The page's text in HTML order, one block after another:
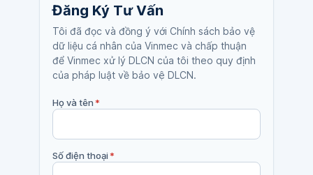
Đăng Ký Tư Vấn
Tôi đã đọc và đồng ý với Chính sách bảo vệ
dữ liệu cá nhân của Vinmec và chấp thuận
để Vinmec xử lý DLCN của tôi theo quy định
của pháp luật về bảo vệ DLCN.
Họ và tên*
Số điện thoại*